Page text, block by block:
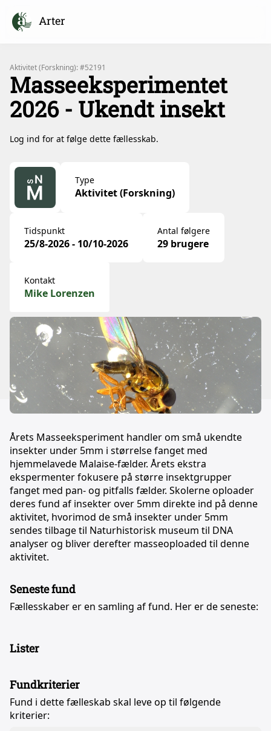
Arter
Aktivitet (Forskning): #52191
Masseeksperimentet
2026 - Ukendt insekt
Log ind for at følge dette fællesskab.
Type
Aktivitet (Forskning)
Tidspunkt
25/8-2026 - 10/10-2026
Antal følgere
29 brugere
Kontakt
Mike Lorenzen
Årets Masseeksperiment handler om små ukendte
insekter under 5mm i størrelse fanget med
hjemmelavede Malaise-fælder. Årets ekstra
ekspermenter fokusere på større insektgrupper
fanget med pan- og pitfalls fælder. Skolerne oploader
deres fund af insekter over 5mm direkte ind på denne
aktivitet, hvorimod de små insekter under 5mm
sendes tilbage til Naturhistorisk museum til DNA
analyser og bliver derefter masseoploaded til denne
aktivitet.
Seneste fund
Fællesskaber er en samling af fund. Her er de seneste:
Lister
Fundkriterier
Fund i dette fælleskab skal leve op til følgende
kriterier: